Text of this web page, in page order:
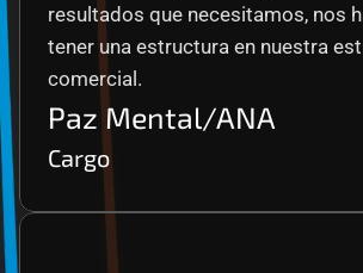
resultados que necesitamos, nos
tener una estructura en nuestra
comercial.
Paz Mental/ANA
Cargo